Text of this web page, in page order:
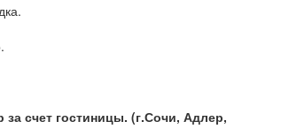
счет гостиницы. (г.Сочи, Адлер,